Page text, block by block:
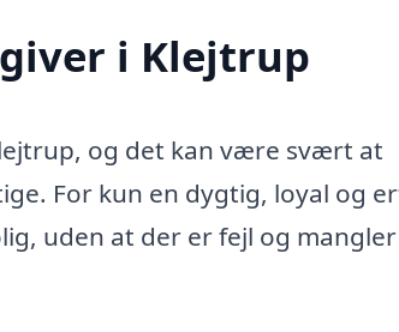
i Klejtrup
og det kan være svært at
For kun en dygtig, loyal og
uden at der er fejl og